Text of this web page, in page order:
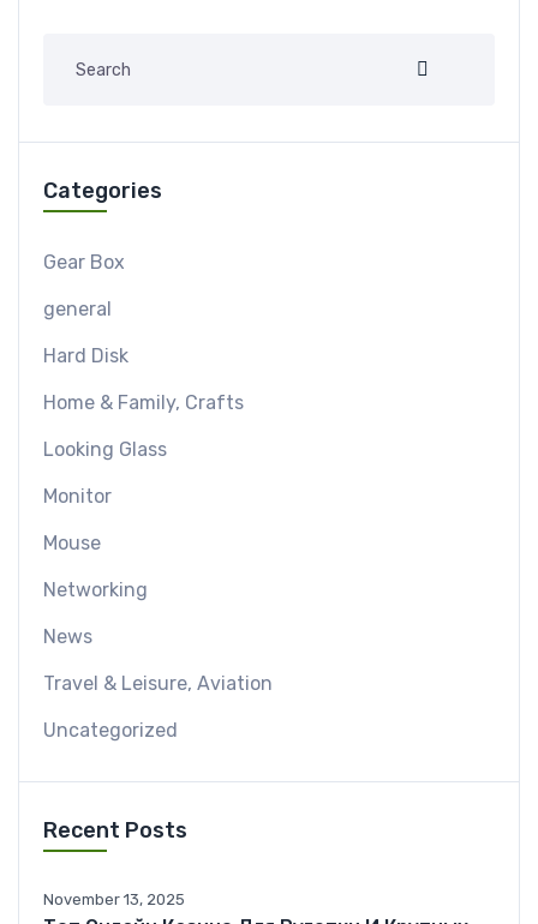
Categories
Gear Box
general
Hard Disk
Home & Family, Crafts
Looking Glass
Monitor
Mouse
Networking
News
Travel & Leisure, Aviation
Uncategorized
Recent Posts
November 13, 2025